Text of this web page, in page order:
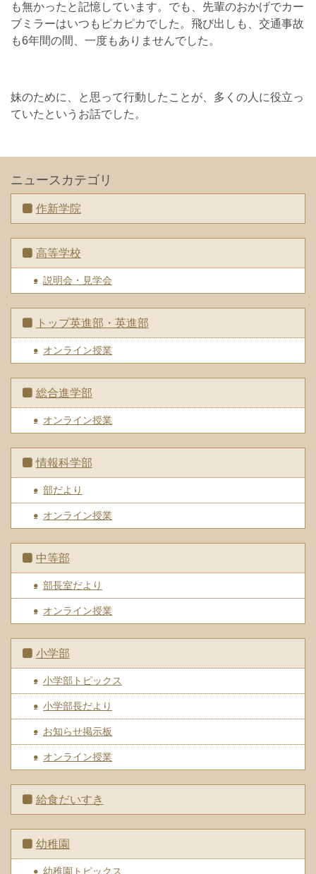
も無かったと記憶しています。でも、先輩のおかげでカー
ブミラーはいつもピカピカでした。飛び出しも、交通事故
も6年間の間、一度もありませんでした。
妹のために、と思って行動したことが、多くの人に役立っ
ていたというお話でした。
ニュースカテゴリ
作新学院
高等学校
説明会・見学会
トップ英進部・英進部
オンライン授業
総合進学部
オンライン授業
情報科学部
部だより
オンライン授業
中等部
部長室だより
オンライン授業
小学部
小学部トピックス
小学部長だより
お知らせ掲示板
オンライン授業
給食だいすき
幼稚園
幼稚園トピックス